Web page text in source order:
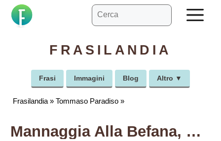
Ricerca
per:
FRASILANDIA
Frasi Immagini Blog Altro ▼
Frasilandia »Tommaso Paradiso »
Mannaggia Alla Befana, Ma Quanto Ti Ho Voluto Bene? E Te Ne Voglio Sempre Di Più. Se Chiudo Gli Occhi Vorrei Crollarti Addosso.